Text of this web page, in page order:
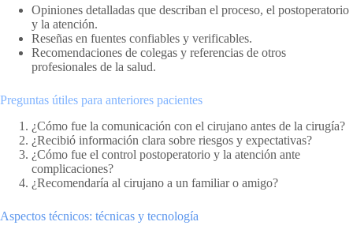
Opiniones detalladas que describan el proceso, el postoperatorio
y la atención.
Reseñas en fuentes confiables y verificables.
Recomendaciones de colegas y referencias de otros
profesionales de la salud.
Preguntas útiles para anteriores pacientes
¿Cómo fue la comunicación con el cirujano antes de la cirugía?
¿Recibió información clara sobre riesgos y expectativas?
¿Cómo fue el control postoperatorio y la atención ante
complicaciones?
¿Recomendaría al cirujano a un familiar o amigo?
Aspectos técnicos: técnicas y tecnología